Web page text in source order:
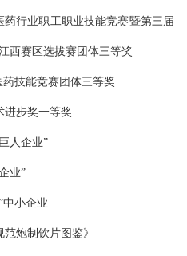
药行业职工职业技能竞赛暨第三届
西赛区选拔赛团体三等奖
药技能竞赛团体三等奖
进步奖一等奖
人企业”
业”
中小企业
炮制饮片图鉴》